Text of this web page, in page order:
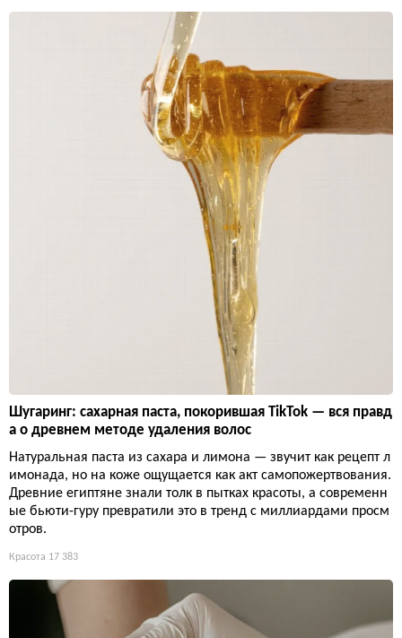
Шугаринг: сахарная паста, покорившая TikTok — вся правд
а о древнем методе удаления волос
Натуральная паста из сахара и лимона — звучит как рецепт л
имонада, но на коже ощущается как акт самопожертвования.
Древние египтяне знали толк в пытках красоты, а современн
ые бьюти-гуру превратили это в тренд с миллиардами просм
отров.
Красота 17 383